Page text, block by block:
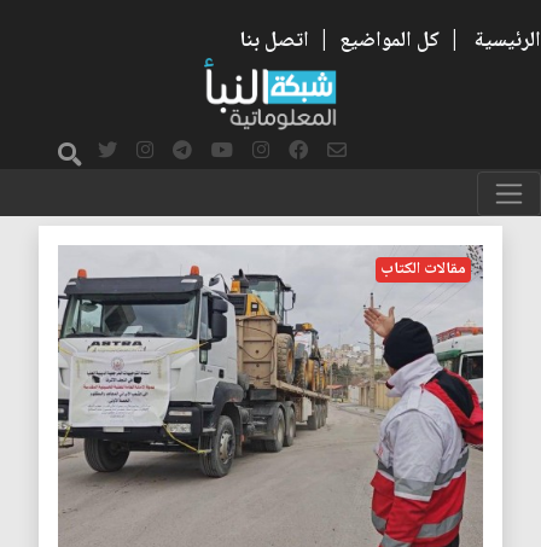
الرئيسية | كل المواضيع | اتصل بنا
السلم
مقالات الكتاب